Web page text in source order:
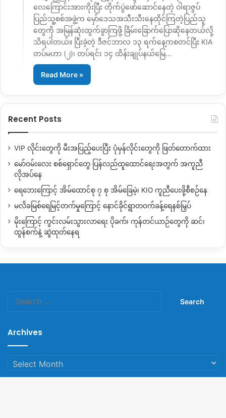
လေကြောင်းအားကိုးပြီး တိုက်ပွဲဖော်ဆောင်နေတဲ့ ဝါရာဇွပ်
ပြည်သူ့စစ်အဖွဲ့က မှော်ဒေသအသီးသီးနေထိုင်ကြတဲ့ပြည်သူ
တွေကို အမြန်ဆုံးထွက်ခွာကြဖို့ ခြိမ်းခြောက်ပြောဆိုနေတယ်လို့
သိရပါတယ်။ ပြီးခဲ့တဲ့ ဒီဇင်ဘာလ ၁၃ ရက်နေ့ကစတင်ပြီး KIA
တပ်မဟာ (၂)၊ တပ်ရင်း ၁၄ ထိန်းချုပ်နယ်မြေ…
Read More »
Recent Posts
VIP လိုင်းတွေကို မီးအပြည့်ပေးပြီး ပုံမှန်လိုင်းတွေကို ဖြတ်တောက်ထား
မော်ဝမ်းလေး စစ်ရှောင်တွေ ပြန်လည်ထူထောင်ရေးအတွက် အကူညီ
လိုအပ်နေ
ရေဘေးကြောင့် အိမ်ထောင်စု ၇ စု အိမ်ခြေမဲ့၊ KIO ကူညီပေးဖို့စီစဉ်နေ
မလိခမြစ်ရေမြင့်တက်မှုကြောင့် နောင်ခိုင်ရွာတဝက်ခန့်ရေနစ်မြှပ်
မိုးကြောင့် ကွင်းလမ်းသွားလာရေး ပိုခက်၊ ကုန်တင်ယာဉ်တွေကို ဆင်၊
ထွန်စက်နဲ့ ဆွဲထုတ်နေရ
Archives
Archives